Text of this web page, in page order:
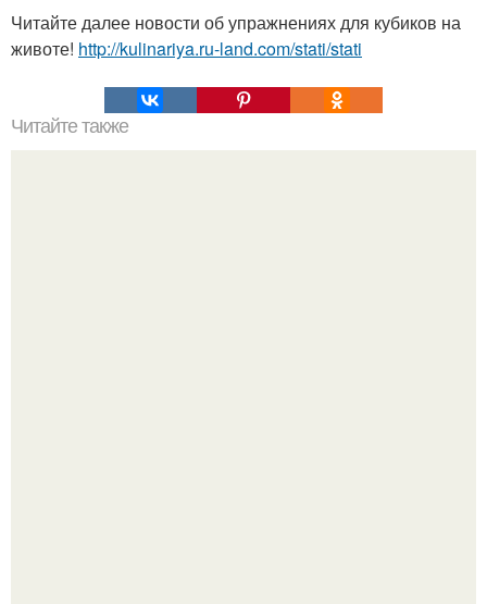
Читайте далее новости об упражнениях для кубиков на
животе! http://kulinariya.ru-land.com/stati/stati
Читайте также